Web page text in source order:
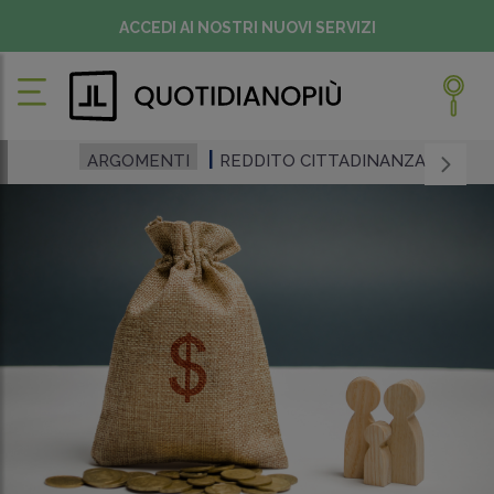
ACCEDI AI NOSTRI NUOVI SERVIZI
ARGOMENTI REDDITO CITTADINANZA